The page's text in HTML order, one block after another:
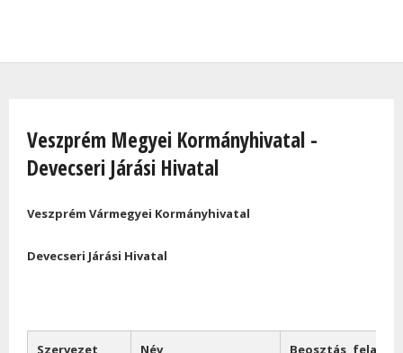
Veszprém Megyei Kormányhivatal -
Devecseri Járási Hivatal
Veszprém Vármegyei Kormányhivatal
Devecseri Járási Hivatal
Szervezet Név Beosztás,